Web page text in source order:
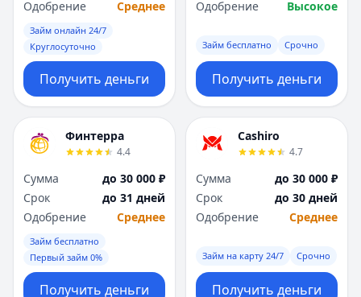
Одобрение
Среднее
Займ онлайн 24/7
Круглосуточно
Получить деньги
Одобрение
Высокое
Займ бесплатно Срочно
Получить деньги
Финтерра
4.4
Сумма
до 30 000 ₽
Срок
до 31 дней
Одобрение
Среднее
Займ бесплатно
Первый займ 0%
Получить деньги
Cashiro
4.7
Сумма
до 30 000 ₽
Срок
до 30 дней
Одобрение
Среднее
Займ на карту 24/7 Срочно
Получить деньги